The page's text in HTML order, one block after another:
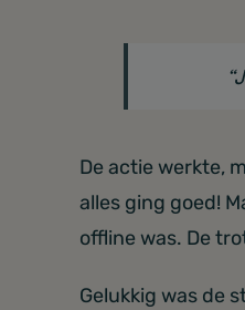
De actie werkte,
alles ging goed!
offline was. De
Gelukkig was de